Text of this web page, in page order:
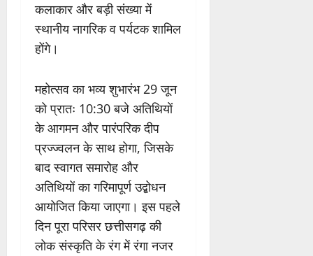
कलाकार और बड़ी संख्या में
स्थानीय नागरिक व पर्यटक शामिल
होंगे।
महोत्सव का भव्य शुभारंभ 29 जून
को प्रातः 10:30 बजे अतिथियों
के आगमन और पारंपरिक दीप
प्रज्ज्वलन के साथ होगा, जिसके
बाद स्वागत समारोह और
अतिथियों का गरिमापूर्ण उद्बोधन
आयोजित किया जाएगा। इस पहले
दिन पूरा परिसर छत्तीसगढ़ की
लोक संस्कृति के रंग में रंगा नजर